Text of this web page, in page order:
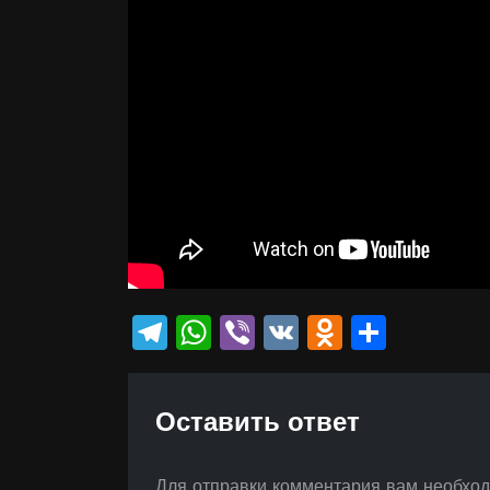
Telegram
WhatsApp
Viber
VK
Оставить ответ